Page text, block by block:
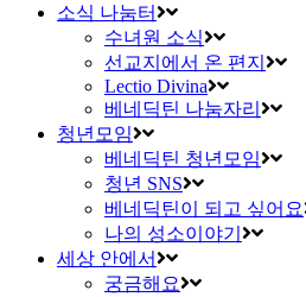
소식 나눔터
수녀원 소식
선교지에서 온 편지
Lectio Divina
베네딕틴 나눔자리
청년모임
베네딕틴 청년모임
청년 SNS
베네딕틴이 되고 싶어요
나의 성소이야기
세상 안에서
궁금해요